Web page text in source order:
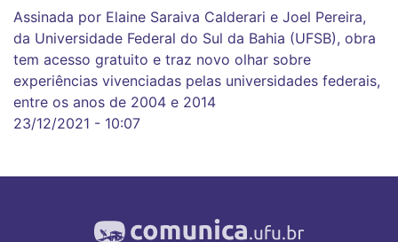
Assinada por Elaine Saraiva Calderari e Joel Pereira,
da Universidade Federal do Sul da Bahia (UFSB), obra
tem acesso gratuito e traz novo olhar sobre
experiências vivenciadas pelas universidades federais,
entre os anos de 2004 e 2014
23/12/2021 - 10:07